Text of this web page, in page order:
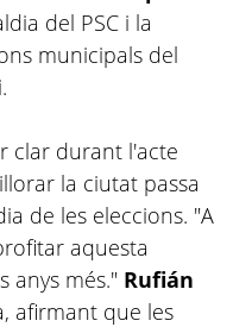
del PSC i la
municipals del
clar durant l'acte
la ciutat passa
de les eleccions. "A
aquesta
anys més." Rufián
afirmant que les